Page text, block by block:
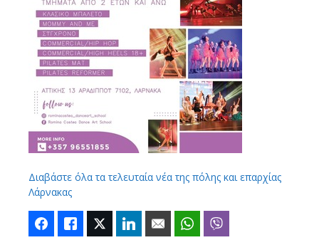
Διαβάστε όλα τα τελευταία νέα της πόλης και επαρχίας
Λάρνακας
FacebookLike Twitter LinkedIn Email WhatsApp